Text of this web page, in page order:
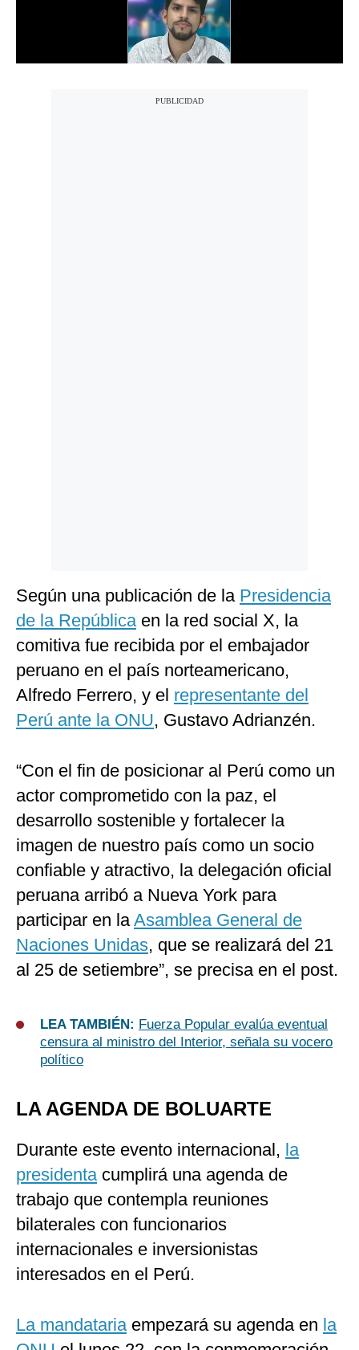
Según una publicación de la Presidencia
de la Repúblicaen la red social X, la
comitiva fue recibida por el embajador
peruano en el país norteamericano,
Alfredo Ferrero, y el representante del
Perú ante la ONU, Gustavo Adrianzén.
“Con el fin de posicionar al Perú como un
actor comprometido con la paz, el
desarrollo sostenible y fortalecer la
imagen de nuestro país como un socio
confiable y atractivo, la delegación oficial
peruana arribó a Nueva York para
participar en laAsamblea General de
Naciones Unidas, que se realizará del 21
al 25 de setiembre”, se precisa en el post.
LEA TAMBIÉN: Fuerza Popular evalúa eventual
censura al ministro del Interior, señala su vocero
político
LA AGENDA DE BOLUARTE
Durante este evento internacional, la
presidentacumplirá una agenda de
trabajo que contempla reuniones
bilaterales con funcionarios
internacionales e inversionistas
interesados ​​en el Perú.
La mandatariaempezará su agenda en la